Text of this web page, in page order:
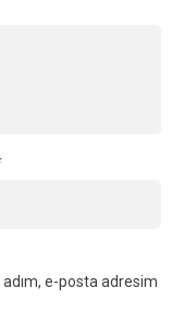
adım, e-posta adresim